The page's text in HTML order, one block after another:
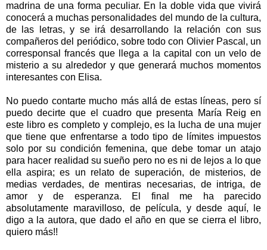
madrina de una forma peculiar. En la doble vida que vivirá
conocerá a muchas personalidades del mundo de la cultura,
de las letras, y se irá desarrollando la relación con sus
compañeros del periódico, sobre todo con Olivier Pascal, un
corresponsal francés que llega a la capital con un velo de
misterio a su alrededor y que generará muchos momentos
interesantes con Elisa.
No puedo contarte mucho más allá de estas líneas, pero sí
puedo decirte que el cuadro que presenta María Reig en
este libro es completo y complejo, es la lucha de una mujer
que tiene que enfrentarse a todo tipo de límites impuestos
solo por su condición femenina, que debe tomar un atajo
para hacer realidad su sueño pero no es ni de lejos a lo que
ella aspira; es un relato de superación, de misterios, de
medias verdades, de mentiras necesarias, de intriga, de
amor y de esperanza. El final me ha parecido
absolutamente maravilloso, de película, y desde aquí, le
digo a la autora, que dado el año en que se cierra el libro,
quiero más!!